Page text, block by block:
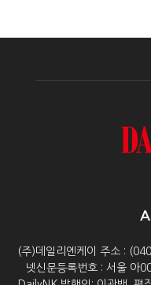
(주)데일리엔케이 주소 :
넷신문등록번호 : 서울 아